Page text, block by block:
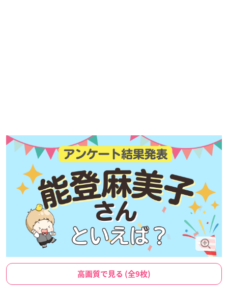
高画質で見る (全9枚)